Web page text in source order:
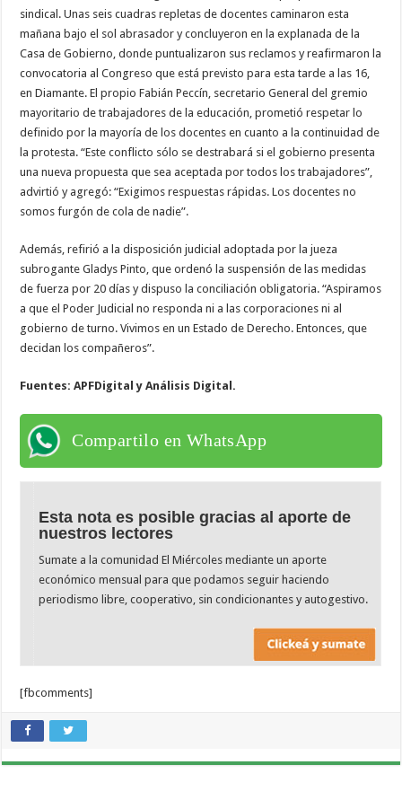
sindical. Unas seis cuadras repletas de docentes caminaron esta
mañana bajo el sol abrasador y concluyeron en la explanada de la
Casa de Gobierno, donde puntualizaron sus reclamos y reafirmaron la
convocatoria al Congreso que está previsto para esta tarde a las 16,
en Diamante. El propio Fabián Peccín, secretario General del gremio
mayoritario de trabajadores de la educación, prometió respetar lo
definido por la mayoría de los docentes en cuanto a la continuidad de
la protesta. “Este conflicto sólo se destrabará si el gobierno presenta
una nueva propuesta que sea aceptada por todos los trabajadores”,
advirtió y agregó: “Exigimos respuestas rápidas. Los docentes no
somos furgón de cola de nadie”.
Además, refirió a la disposición judicial adoptada por la jueza
subrogante Gladys Pinto, que ordenó la suspensión de las medidas
de fuerza por 20 días y dispuso la conciliación obligatoria. “Aspiramos
a que el Poder Judicial no responda ni a las corporaciones ni al
gobierno de turno. Vivimos en un Estado de Derecho. Entonces, que
decidan los compañeros”.
Fuentes: APFDigital y Análisis Digital.
Compartilo en WhatsApp
Esta nota es posible gracias al aporte de
nuestros lectores
Sumate a la comunidad El Miércoles mediante un aporte
económico mensual para que podamos seguir haciendo
periodismo libre, cooperativo, sin condicionantes y autogestivo.
[fbcomments]